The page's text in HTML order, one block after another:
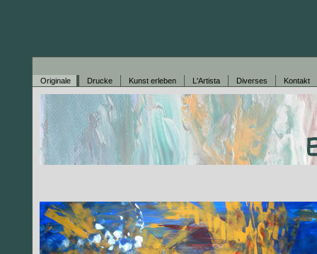
Originale Drucke Kunst erleben L'Artista Diverses Kontakt